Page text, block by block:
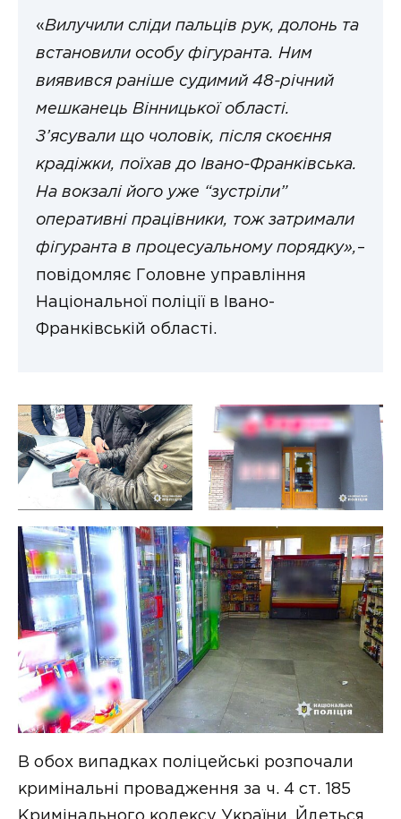
«Вилучили сліди пальців рук, долонь та
встановили особу фігуранта. Ним
виявився раніше судимий 48-річний
мешканець Вінницької області.
З’ясували що чоловік, після скоєння
крадіжки, поїхав до Івано-Франківська.
На вокзалі його уже “зустріли”
оперативні працівники, тож затримали
фігуранта в процесуальному порядку»,–
повідомляє Головне управління
Національної поліції в Івано-
Франківській області.
В обох випадках поліцейські розпочали
кримінальні провадження за ч. 4 ст. 185
Кримінального кодексу України. Йдеться